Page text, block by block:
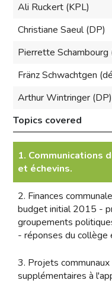
Ali Ruckert (KPL)
Christiane Saeul (DP)
Pierrette Schambourg
Fränz Schwachtgen
Arthur Wintringer (DP)
Topics covered
1. Communications
et échevins.
2. Finances
budget initial 2015 -
groupements
- réponses du collège
3. Projets
supplémentaires à